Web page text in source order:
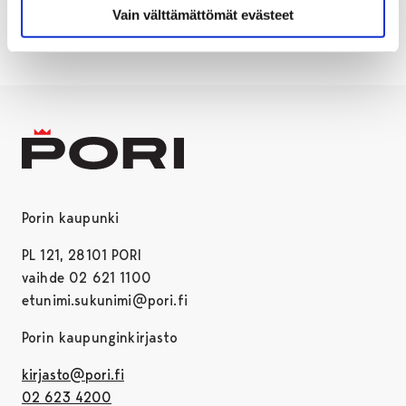
Vain välttämättömät evästeet
Porin kaupunki
PL 121, 28101 PORI
vaihde 02 621 1100
etunimi.sukunimi@pori.fi
Porin kaupunginkirjasto
kirjasto@pori.fi
02 623 4200